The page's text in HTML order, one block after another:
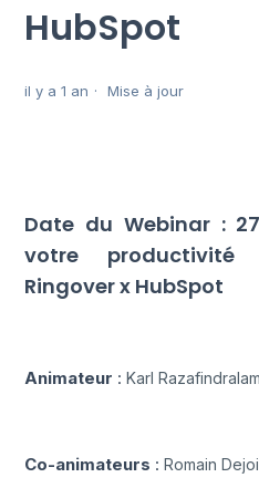
HubSpot
il y a 1 an Mise à jour
Date du Webinar :
votre productivité
Ringover x HubSpot
Animateur :Karl
Co-animateurs :Romain